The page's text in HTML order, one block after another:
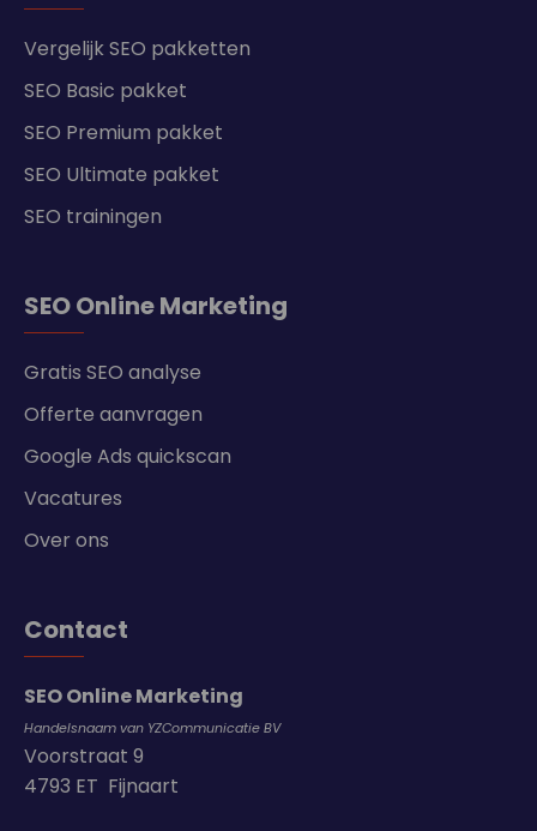
Vergelijk SEO pakketten
SEO Basic pakket
SEO Premium pakket
SEO Ultimate pakket
SEO trainingen
SEO Online Marketing
Gratis SEO analyse
Offerte aanvragen
Google Ads quickscan
Vacatures
Over ons
Contact
SEO Online Marketing
Handelsnaam van YZCommunicatie BV
Voorstraat 9
4793 ET Fijnaart